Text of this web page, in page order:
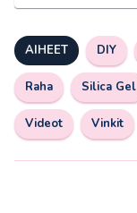
AIHEET DIY
Raha Silica Gel
Videot Vinkit